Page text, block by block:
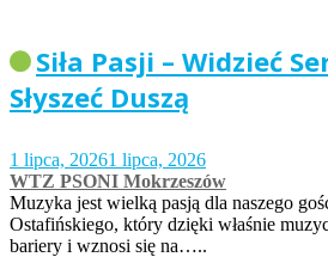
Siła Pasji – Widzieć
Słyszeć Duszą
1 lipca, 20261 lipca, 2026
WTZ PSONI Mokrzeszów
Muzyka jest wielką pasją dla naszego
Ostafińskiego, który dzięki właśnie
bariery i wznosi się na…..